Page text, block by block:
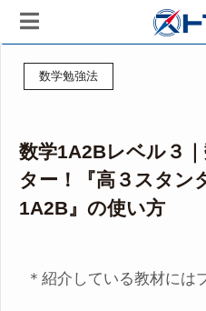
数学勉強法
数学1A2Bレベル３
ター！『高３スタン
1A2B』の使い方
＊紹介している教材には